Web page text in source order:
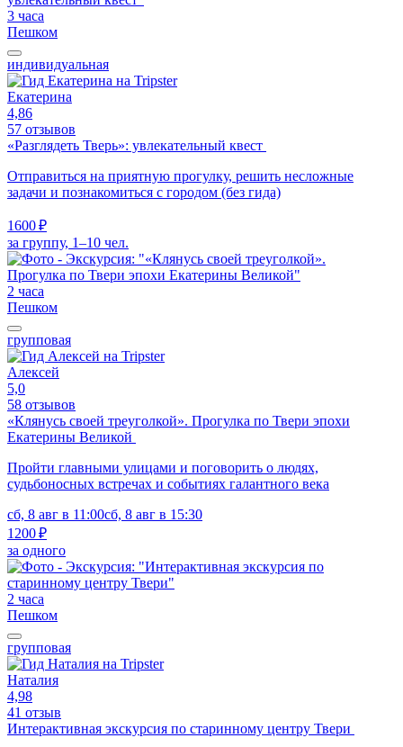
3 часа
Пешком
индивидуальная
Екатерина
4,86
57 отзывов
«Разглядеть Тверь»: увлекательный квест
Отправиться на приятную прогулку, решить несложные
задачи и познакомиться с городом (без гида)
1600 ₽
за группу, 1–10 чел.
2 часа
Пешком
групповая
Алексей
5,0
58 отзывов
«Клянусь своей треуголкой». Прогулка по Твери эпохи
Екатерины Великой
Пройти главными улицами и поговорить о людях,
судьбоносных встречах и событиях галантного века
сб, 8 авг в 11:00сб, 8 авг в 15:30
1200 ₽
за одного
2 часа
Пешком
групповая
Наталия
4,98
41 отзыв
Интерактивная экскурсия по старинному центру Твери